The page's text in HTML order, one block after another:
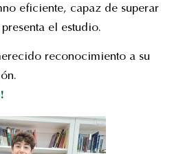
eficiente, capaz de superar
el estudio.
reconocimiento a su